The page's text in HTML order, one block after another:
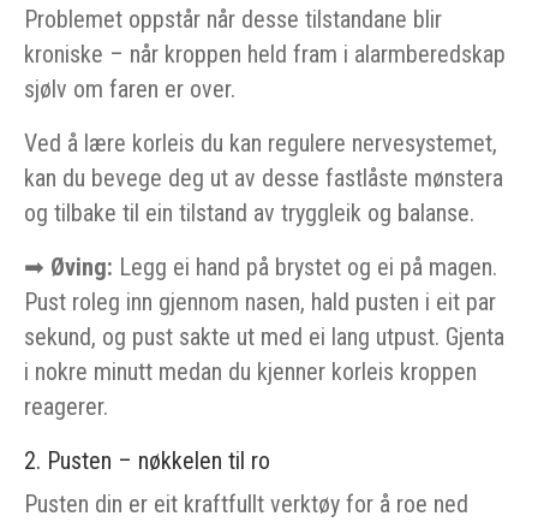
Problemet oppstår når desse tilstandane blir
kroniske – når kroppen held fram i alarmberedskap
sjølv om faren er over.
Ved å lære korleis du kan regulere nervesystemet,
kan du bevege deg ut av desse fastlåste mønstera
og tilbake til ein tilstand av tryggleik og balanse.
➡ Øving: Legg ei hand på brystet og ei på magen.
Pust roleg inn gjennom nasen, hald pusten i eit par
sekund, og pust sakte ut med ei lang utpust. Gjenta
i nokre minutt medan du kjenner korleis kroppen
reagerer.
2. Pusten – nøkkelen til ro
Pusten din er eit kraftfullt verktøy for å roe ned